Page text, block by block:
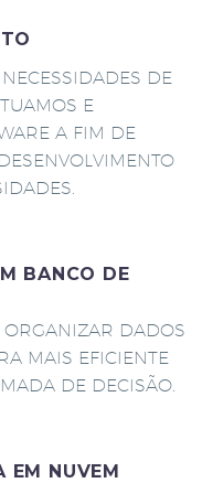
DE
E
A FIM DE
BANCO DE
DADOS
MAIS EFICIENTE
DE DECISÃO.
EM NUVEM